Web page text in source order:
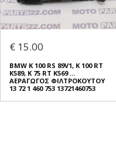
€ 15.00
BMW K 100 RS 89V1, K 100 RT
K589, K 75 RT K569 ...
ΑΕΡΑΓΩΓΟΣ ΦΙΛΤΡΟΚΟΥΤΟΥ
13 72 1 460 753 13721460753